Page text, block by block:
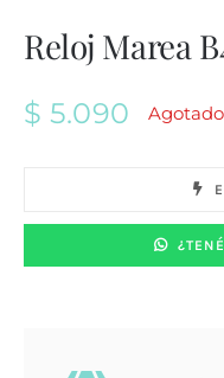
Reloj Marea
$ 5.090 Agotado